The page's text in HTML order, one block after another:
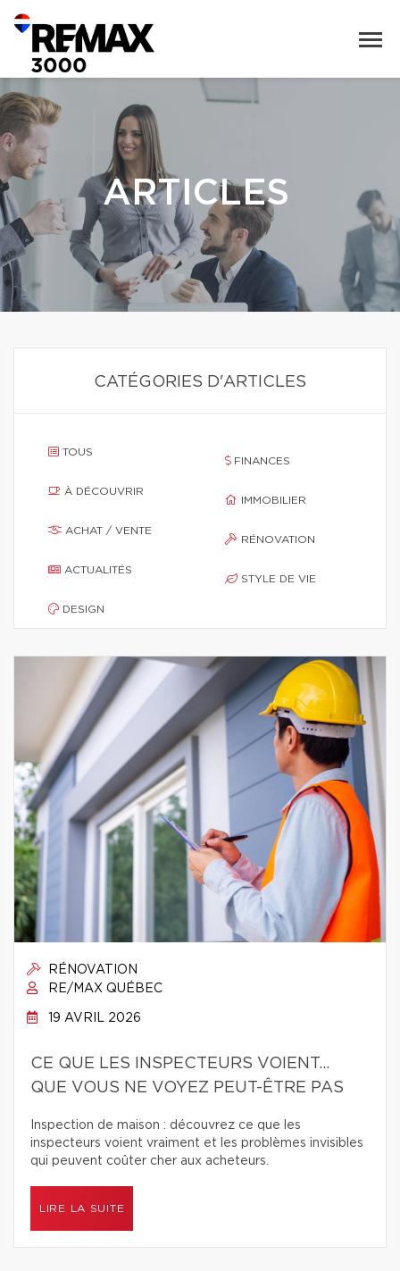
ARTICLES
CATÉGORIES D'ARTICLES
TOUS
À DÉCOUVRIR
ACHAT / VENTE
ACTUALITÉS
DESIGN
FINANCES
IMMOBILIER
RÉNOVATION
STYLE DE VIE
RÉNOVATION
RE/MAX QUÉBEC
19 AVRIL 2026
CE QUE LES INSPECTEURS VOIENT…
QUE VOUS NE VOYEZ PEUT-ÊTRE PAS
Inspection de maison : découvrez ce que les
inspecteurs voient vraiment et les problèmes invisibles
qui peuvent coûter cher aux acheteurs.
LIRE LA SUITE